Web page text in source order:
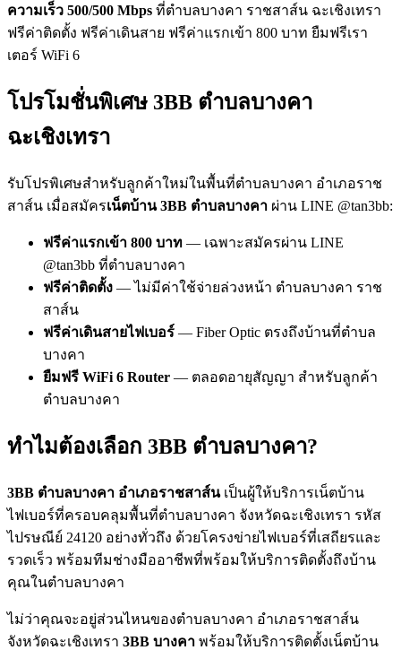
ความเร็ว 500/500 Mbps ที่ตำบลบางคา ราชสาส์น ฉะเชิงเทรา
ฟรีค่าติดตั้ง ฟรีค่าเดินสาย ฟรีค่าแรกเข้า 800 บาท ยืมฟรีเรา
เตอร์ WiFi 6
โปรโมชั่นพิเศษ 3BB ตำบลบางคา
ฉะเชิงเทรา
รับโปรพิเศษสำหรับลูกค้าใหม่ในพื้นที่ตำบลบางคา อำเภอราช
สาส์น เมื่อสมัครเน็ตบ้าน 3BB ตำบลบางคา ผ่าน LINE @tan3bb:
ฟรีค่าแรกเข้า 800 บาท — เฉพาะสมัครผ่าน LINE
@tan3bb ที่ตำบลบางคา
ฟรีค่าติดตั้ง — ไม่มีค่าใช้จ่ายล่วงหน้า ตำบลบางคา ราช
สาส์น
ฟรีค่าเดินสายไฟเบอร์ — Fiber Optic ตรงถึงบ้านที่ตำบล
บางคา
ยืมฟรี WiFi 6 Router — ตลอดอายุสัญญา สำหรับลูกค้า
ตำบลบางคา
ทำไมต้องเลือก 3BB ตำบลบางคา?
3BB ตำบลบางคา อำเภอราชสาส์นเป็นผู้ให้บริการเน็ตบ้าน
ไฟเบอร์ที่ครอบคลุมพื้นที่ตำบลบางคา จังหวัดฉะเชิงเทรา รหัส
ไปรษณีย์ 24120 อย่างทั่วถึง ด้วยโครงข่ายไฟเบอร์ที่เสถียรและ
รวดเร็ว พร้อมทีมช่างมืออาชีพที่พร้อมให้บริการติดตั้งถึงบ้าน
คุณในตำบลบางคา
ไม่ว่าคุณจะอยู่ส่วนไหนของตำบลบางคา อำเภอราชสาส์น
จังหวัดฉะเชิงเทรา 3BB บางคา พร้อมให้บริการติดตั้งเน็ตบ้าน